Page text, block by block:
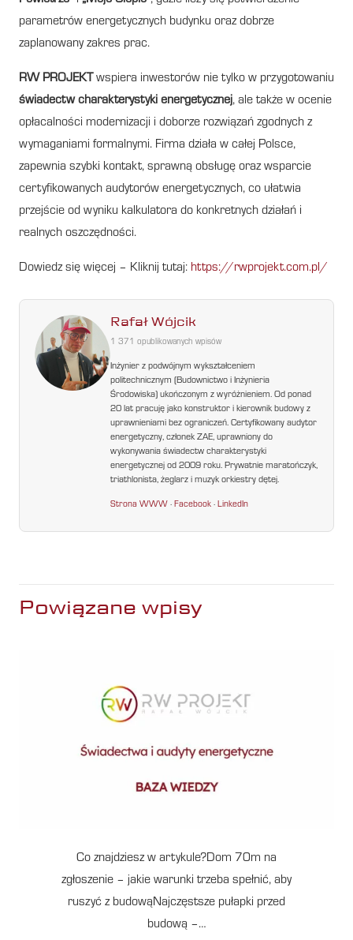
parametrów energetycznych budynku oraz dobrze
zaplanowany zakres prac.
RW PROJEKT wspiera inwestorów nie tylko w przygotowaniu
świadectw charakterystyki energetycznej, ale także w ocenie
opłacalności modernizacji i doborze rozwiązań zgodnych z
wymaganiami formalnymi. Firma działa w całej Polsce,
zapewnia szybki kontakt, sprawną obsługę oraz wsparcie
certyfikowanych audytorów energetycznych, co ułatwia
przejście od wyniku kalkulatora do konkretnych działań i
realnych oszczędności.
Dowiedz się więcej – Kliknij tutaj: https://rwprojekt.com.pl/
Rafał Wójcik
1 371 opublikowanych wpisów
Inżynier z podwójnym wykształceniem
politechnicznym (Budownictwo i Inżynieria
Środowiska) ukończonym z wyróżnieniem. Od ponad
20 lat pracuję jako konstruktor i kierownik budowy z
uprawnieniami bez ograniczeń. Certyfikowany audytor
energetyczny, członek ZAE, uprawniony do
wykonywania świadectw charakterystyki
energetycznej od 2009 roku. Prywatnie maratończyk,
triathlonista, żeglarz i muzyk orkiestry dętej.
Strona WWW ·Facebook ·LinkedIn
Powiązane wpisy
Co znajdziesz w artykule?Dom 70m na
zgłoszenie – jakie warunki trzeba spełnić, aby
ruszyć z budowąNajczęstsze pułapki przed
budową –…